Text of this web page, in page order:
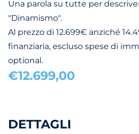
Una parola su tutte per
"Dinamismo".
Al prezzo di 12.699€ anziché
finanziaria, escluso spese di
optional.
€12.699,00
DETTAGLI